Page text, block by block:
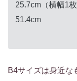
25.7cm（横幅1
51.4cm
B4サイズは身近な